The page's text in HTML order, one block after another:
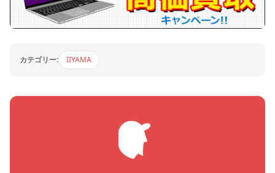
カテゴリー: IIYAMA